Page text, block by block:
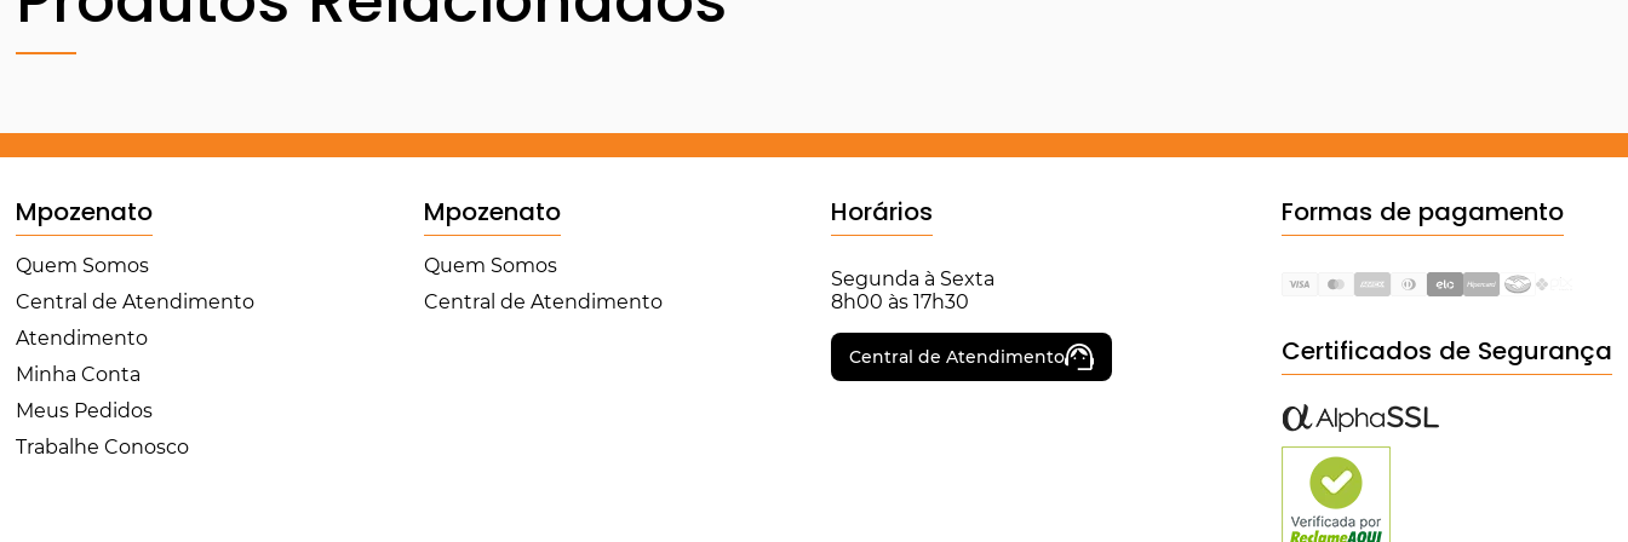
Mpozenato
Quem Somos
Central de Atendimento
Atendimento
Minha Conta
Meus Pedidos
Trabalhe Conosco
Mpozenato
Quem Somos
Central de Atendimento
Horários
Segunda à Sexta
8h00 às 17h30
Central de Atendimento
Formas de pagamento
Certificados de Segurança